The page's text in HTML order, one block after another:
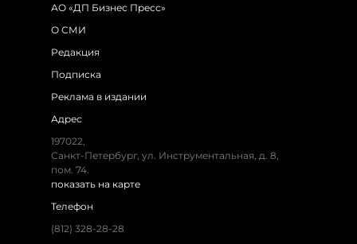
АО «ДП Бизнес Пресс»
О СМИ
Редакция
Подписка
Реклама в издании
Адрес
197022,
Санкт-Петербург, ул. Инструментальная, д. 8,
пом. 74.
показать на карте
Телефон
(812) 328-28-28